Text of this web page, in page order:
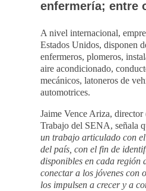
enfermería; entre
A nivel internacional,
Estados Unidos, disponen
enfermeros, plomeros,
aire acondicionado,
mecánicos, latoneros de
automotrices.
Jaime Vence Ariza,
Trabajo del SENA, señala
un trabajo articulado con
del país, con el fin de
disponibles en cada región
conectar a los jóvenes con
los impulsen a crecer y a